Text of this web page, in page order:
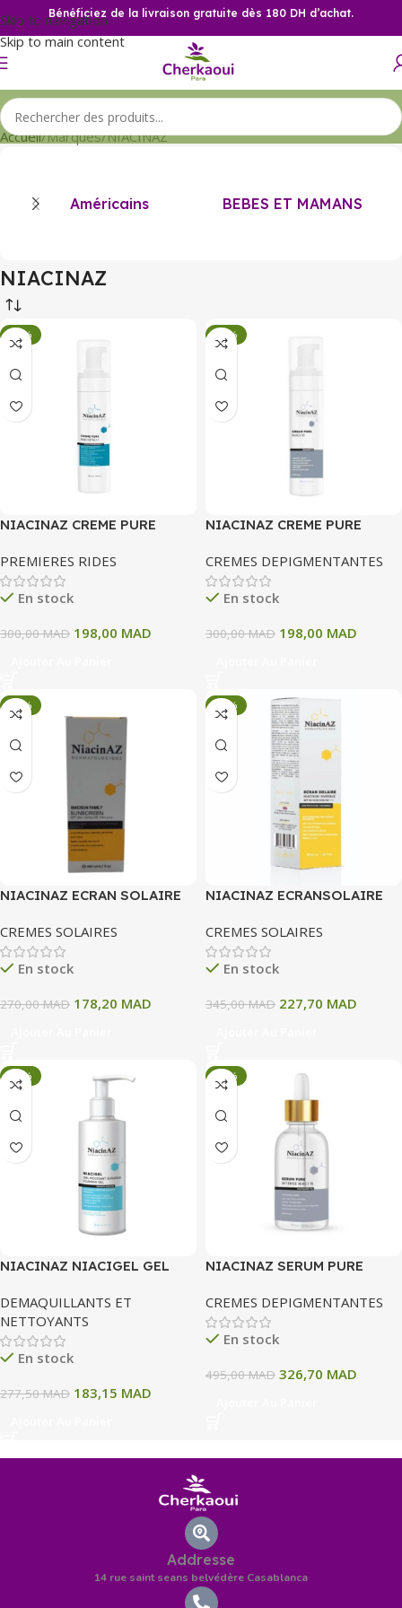
Skip to navigation
Skip to main content
Bénéficiez de la livraison gratuite dès 180 DH d’achat.
Accueil Marques NIACINAZ
Américains BEBES ET MAMANS
NIACINAZ
-34%
NIACINAZ CREME PURE
PREMIERES RIDES
En stock
300,00MAD 198,00 MAD
-34%
NIACINAZ CREME PURE
CREMES DEPIGMENTANTES
En stock
300,00MAD 198,00 MAD
-34%
NIACINAZ ECRAN SOLAIRE
UVA UVB PA++++ 200ML
CREMES SOLAIRES
En stock
270,00MAD 178,20 MAD
-34%
NIACINAZ ECRANSOLAIRE
50+ 50 ML
CREMES SOLAIRES
En stock
345,00MAD 227,70 MAD
-34%
NIACINAZ NIACIGEL GEL
DEMAQUILLANTS ET
NETTOYANTS
En stock
277,50MAD 183,15 MAD
-34%
NIACINAZ SERUM PURE
30 ML
CREMES DEPIGMENTANTES
En stock
495,00MAD 326,70 MAD
Addresse
14 rue saint seans belvédère Casablanca